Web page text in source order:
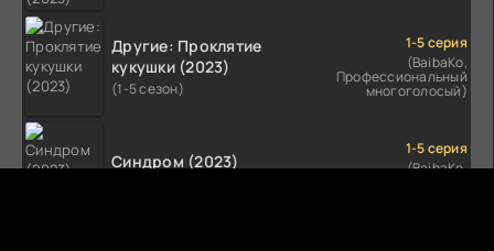
Другие: Проклятие
кукушки (2023)
(1-5 сезон)
1-5 серия
(BaibaKo,
Профессиональный
многоголосый)
Синдром (2023)
1-5 серия
(BaibaKo,